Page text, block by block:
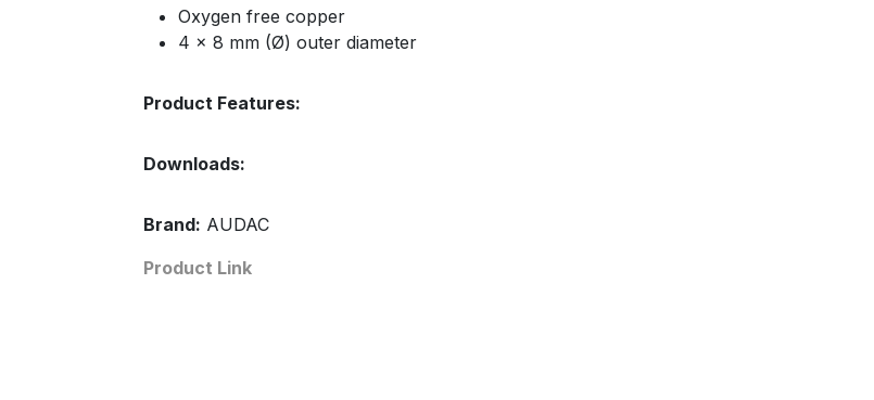
Oxygen free copper
4 x 8 mm (Ø) outer diameter
Product Features:
Downloads:
Brand: AUDAC
Product Link